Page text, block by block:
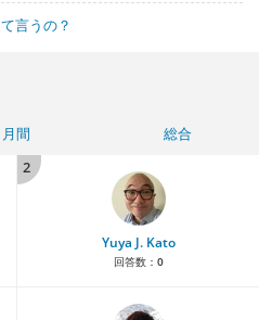
言うの？
月間
総合
2
Yuya J. Kato
回答数： 0